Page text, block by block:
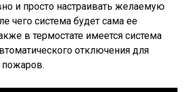
и просто настраивать желаемую
чего система будет сама ее
в термостате имеется система
отключения для